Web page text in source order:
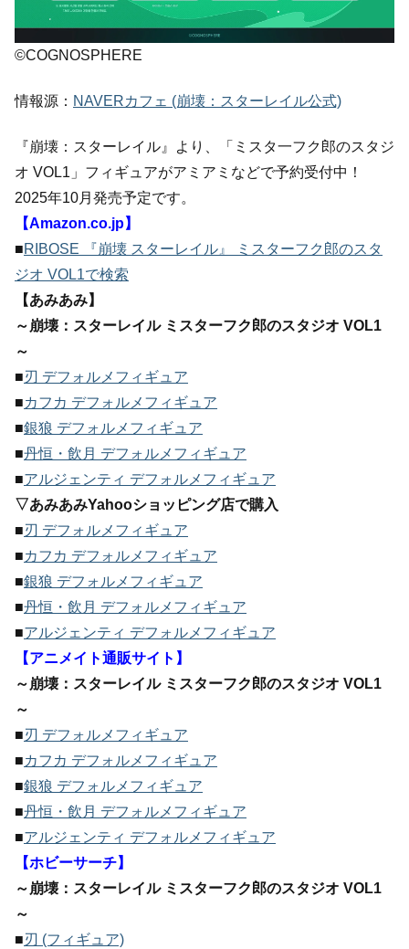
©COGNOSPHERE
情報源： NAVERカフェ (崩壊：スターレイル公式)
『崩壊：スターレイル』より、「ミスタ一フク郎のスタジ
オ VOL1」フィギュアがアミアミなどで予約受付中！
2025年10月発売予定です。
【Amazon.co.jp】
■RIBOSE 『崩壊 スターレイル』 ミスターフク郎のスタ
ジオ VOL1で検索
【あみあみ】
～崩壊：スターレイル ミスターフク郎のスタジオ VOL1
～
■刃 デフォルメフィギュア
■カフカ デフォルメフィギュア
■銀狼 デフォルメフィギュア
■丹恒・飲月 デフォルメフィギュア
■アルジェンティ デフォルメフィギュア
▽あみあみYahooショッピング店で購入
■刃 デフォルメフィギュア
■カフカ デフォルメフィギュア
■銀狼 デフォルメフィギュア
■丹恒・飲月 デフォルメフィギュア
■アルジェンティ デフォルメフィギュア
【アニメイト通販サイト】
～崩壊：スターレイル ミスターフク郎のスタジオ VOL1
～
■刃 デフォルメフィギュア
■カフカ デフォルメフィギュア
■銀狼 デフォルメフィギュア
■丹恒・飲月 デフォルメフィギュア
■アルジェンティ デフォルメフィギュア
【ホビーサーチ】
～崩壊：スターレイル ミスターフク郎のスタジオ VOL1
～
■刃 (フィギュア)